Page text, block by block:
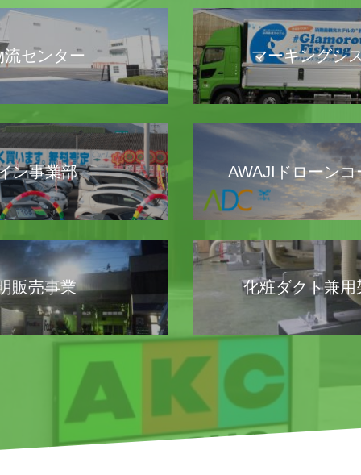
センター マーキングシ
ン事業部 AWAJIドローン
販売事業 化粧ダクト兼